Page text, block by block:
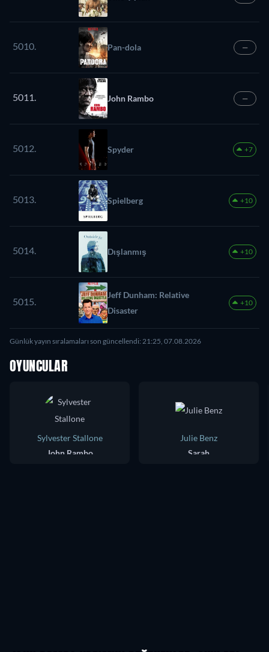
5010. Pan-dola —
5011. John Rambo —
5012. Spyder +7
5013. Spielberg +10
5014. Dışlanmış +10
5015.
Jeff Dunham: Relative
Disaster
+10
Günlük yayın sıralamaları son güncellendi: 21:25, 07.08.2026
OYUNCULAR
Sylvester Stallone
John Rambo
Julie Benz
Sarah